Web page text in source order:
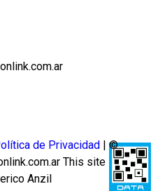
de Privacidad
| ©
This site
Anzil